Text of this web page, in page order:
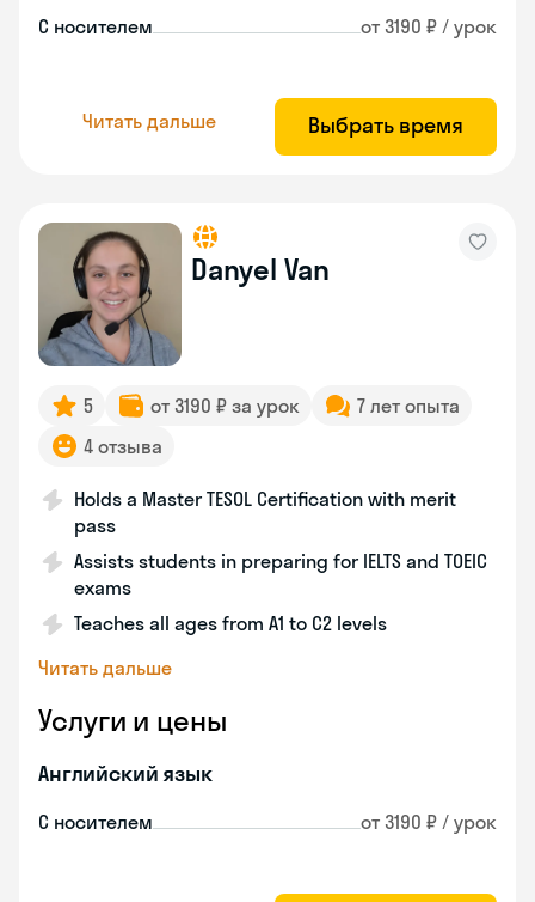
С носителем от 3190 ₽ / урок
Читать дальше Выбрать время
Danyel Van
5 от 3190 ₽ за урок
7 лет опыта
4 отзыва
Holds a Master TESOL Certification with merit
pass
Assists students in preparing for IELTS and TOEIC
exams
Teaches all ages from A1 to C2 levels
Читать дальше
Услуги и цены
Английский язык
С носителем от 3190 ₽ / урок